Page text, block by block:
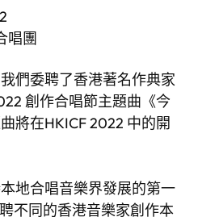
唱團
們委聘了香港著名作典家
創作合唱節主題曲《今
將在HKICF 2022 中的開
地合唱音樂界發展的第一
不同的香港音樂家創作本